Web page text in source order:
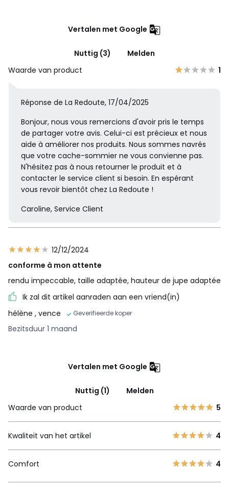
Vertalen met Google
Nuttig (3)
Melden
Waarde van product
1
Réponse de La Redoute, 17/04/2025
Bonjour, nous vous remercions d'avoir pris le temps
de partager votre avis. Celui-ci est précieux et nous
aide à améliorer nos produits. Nous sommes navrés
que votre cache-sommier ne vous convienne pas.
N'hésitez pas à nous retourner le produit et à
contacter le service client si besoin. En espérant
vous revoir bientôt chez La Redoute !
Caroline, Service Client
12/12/2024
conforme à mon attente
rendu impeccable, taille adaptée, hauteur de jupe adaptée
Ik zal dit artikel aanraden aan een vriend(in)
hélène , vence Geverifieerde koper
Bezitsduur 1 maand
Vertalen met Google
Nuttig (1)
Melden
Waarde van product
5
Kwaliteit van het artikel 4
Comfort 4